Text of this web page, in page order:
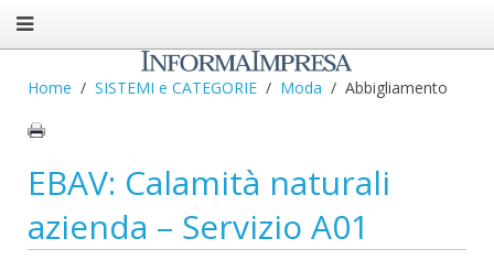
Home SISTEMI e CATEGORIE Moda Abbigliamento
EBAV: Calamità naturali
azienda – Servizio A01